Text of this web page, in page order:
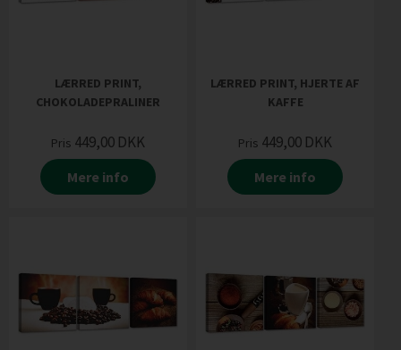
LÆRRED PRINT,
CHOKOLADEPRALINER
Pris 449,00 DKK
Mere info
LÆRRED PRINT, HJERTE AF
KAFFE
Pris 449,00 DKK
Mere info